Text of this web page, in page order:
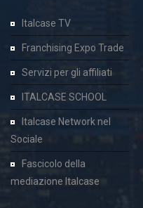
Italcase TV
Franchising Expo Trade
Servizi per gli affiliati
ITALCASE SCHOOL
Italcase Network nel
Sociale
Fascicolo della
mediazione Italcase